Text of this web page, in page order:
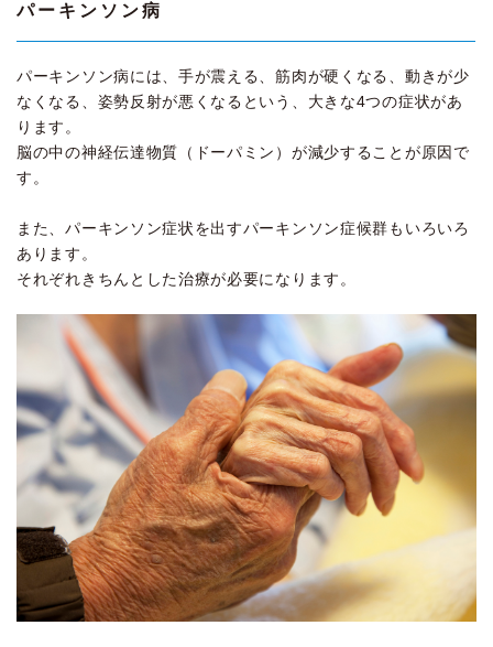
パーキンソン病
パーキンソン病には、手が震える、筋肉が硬くなる、動きが少
なくなる、姿勢反射が悪くなるという、大きな4つの症状があ
ります。
脳の中の神経伝達物質（ドーパミン）が減少することが原因で
す。
また、パーキンソン症状を出すパーキンソン症候群もいろいろ
あります。
それぞれきちんとした治療が必要になります。